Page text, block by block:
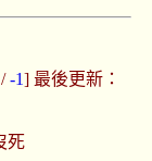
/-1] 最後更新：
死